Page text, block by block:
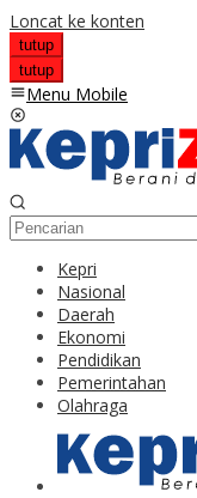
Loncat ke konten
tutup
tutup
Menu Mobile
Kepri
Nasional
Daerah
Ekonomi
Pendidikan
Pemerintahan
Olahraga